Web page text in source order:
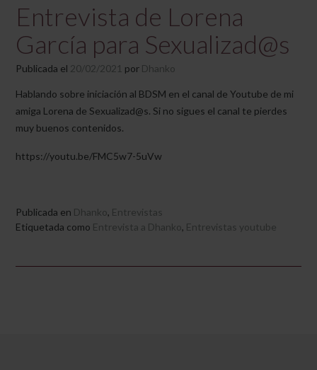
Entrevista de Lorena
García para Sexualizad@s
Publicada el 20/02/2021 por Dhanko
Hablando sobre iniciación al BDSM en el canal de Youtube de mi
amiga Lorena de Sexualizad@s. Si no sigues el canal te pierdes
muy buenos contenidos.
https://youtu.be/FMC5w7-5uVw
Publicada en Dhanko, Entrevistas
Etiquetada como Entrevista a Dhanko, Entrevistas youtube